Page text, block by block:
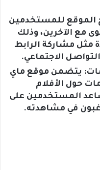
الموقع للمستخدمين
مع الآخرين، وذلك
مثل مشاركة الرابط
الاجتماعي.
يتضمن موقع ماي
حول الأفلام
المستخدمين على
في مشاهدته.